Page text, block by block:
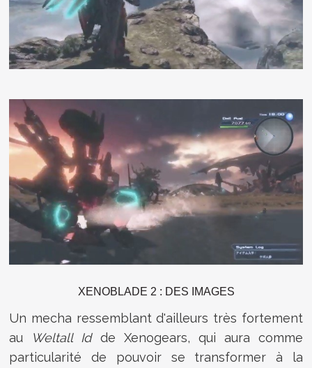
XENOBLADE 2 : DES IMAGES
Un mecha ressemblant d'ailleurs très fortement
au
Weltall Idde Xenogears, qui aura comme
particularité de pouvoir se transformer à la